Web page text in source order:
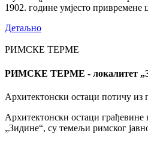
1902. године умјесто привремене
Детаљно
РИМСКЕ ТЕРМЕ
РИМСКЕ ТЕРМЕ - локалитет
Архитектонски остаци потичу из
Архитектонски остаци
„Зидине“, су темељи римског